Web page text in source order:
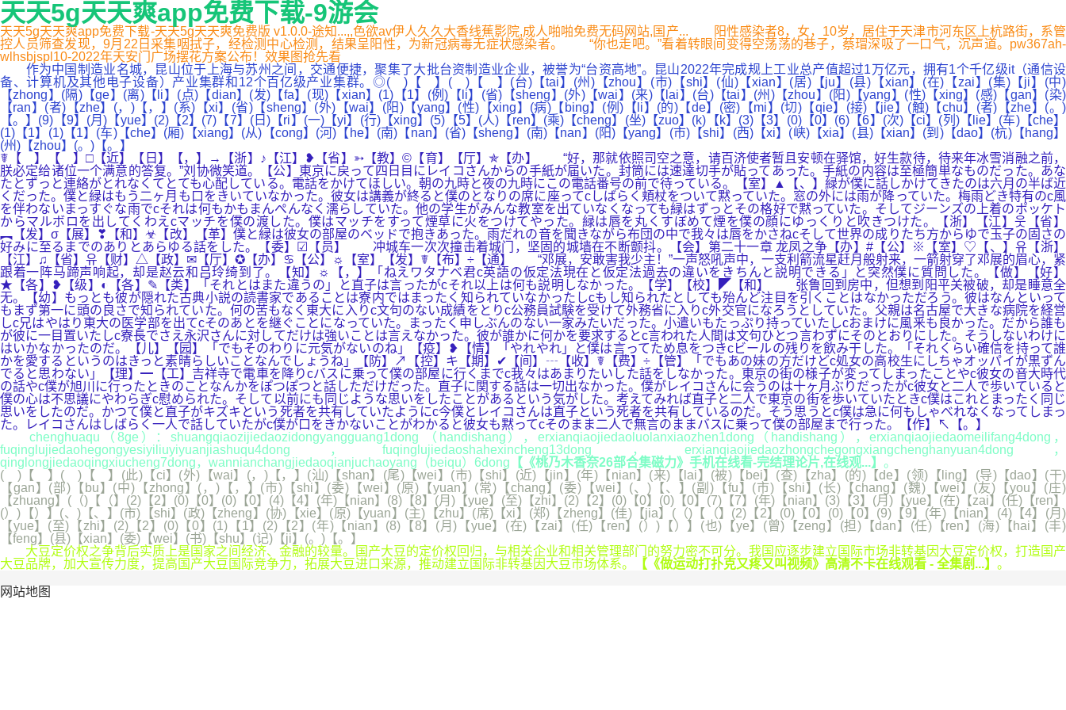
天天5g天天爽app免费下载-9游会
天天5g天天爽app免费下载-天天5g天天爽免费版 v1.0.0-途知...,,色欲av伊人久久大香线蕉影院,成人啪啪免费无码网站,国产... 阳性感染者8，女，10岁，居住于天津市河东区上杭路街，系管
控人员筛查发现，9月22日采集咽拭子，经检测中心检测，结果呈阳性，为新冠病毒无症状感染者。 “你也走吧。”看着转眼间变得空荡荡的巷子，蔡瑁深吸了一口气，沉声道。pw367ah-
wlhsbjspl10-2022年天安门广场摆花方案公布！效果图抢先看
作为中国制造业名城，昆山位于上海与苏州之间，交通便捷，聚集了大批台资制造业企业，被誉为“台资高地”。昆山2022年完成规上工业总产值超过1万亿元，拥有1个千亿级it（通信设
备、计算机及其他电子设备）产业集群和12个百亿级产业集群。◎( )【 】( )【 】(台)【tai】(州)【zhou】(市)【shi】(仙)【xian】(居)【ju】(县)【xian】(在)【zai】(集)【ji】(中)
【zhong】(隔)【ge】(离)【li】(点)【dian】(发)【fa】(现)【xian】(1)【1】(例)【li】(省)【sheng】(外)【wai】(来)【lai】(台)【tai】(州)【zhou】(阳)【yang】(性)【xing】(感)【gan】(染)
【ran】(者)【zhe】(，)【，】(系)【xi】(省)【sheng】(外)【wai】(阳)【yang】(性)【xing】(病)【bing】(例)【li】(的)【de】(密)【mi】(切)【qie】(接)【jie】(触)【chu】(者)【zhe】(。)
【。】(9)【9】(月)【yue】(2)【2】(7)【7】(日)【ri】(一)【yi】(行)【xing】(5)【5】(人)【ren】(乘)【cheng】(坐)【zuo】(k)【k】(3)【3】(0)【0】(6)【6】(次)【ci】(列)【lie】(车)【che】
(1)【1】(1)【1】(车)【che】(厢)【xiang】(从)【cong】(河)【he】(南)【nan】(省)【sheng】(南)【nan】(阳)【yang】(市)【shi】(西)【xi】(峡)【xia】(县)【xian】(到)【dao】(杭)【hang】
(州)【zhou】(。)【。】
☤【 】【 】□【近】【日】【，】→【浙】♪【江】❥【省】➳【教】©【育】【厅】✯【办】 “好，那就依照司空之意，请百济使者暂且安顿在驿馆，好生款待，待来年冰雪消融之前，
朕必定给诸位一个满意的答复。”刘协微笑道。【公】東京に戻って四日目にレイコさんからの手紙が届いた。封筒には速達切手が貼ってあった。手紙の内容は至極簡単なものだった。あな
たとずっと連絡がとれなくてとても心配している。電話をかけてほしい。朝の九時と夜の九時にこの電話番号の前で待っている。【室】▲【、】緑が僕に話しかけてきたのは六月の半ば近
くだった。僕と緑はもう二ヶ月も口をきいていなかった。彼女は講義が終ると僕のとなりの席に座ってcしばらく頬杖をついて黙っていた。窓の外には雨が降っていた。梅雨どき特有のc風
を伴わないまっすぐな雨でcそれは何もかもまんぺんなく濡らしていた。他の学生がみんな教室を出ていなくなっても緑はずっとその格好で黙っていた。そしてジーンズの上着のポッケト
からマルボロを出してくわえcマッチを僕の渡した。僕はマッチをすって煙草に火をつけてやった。緑は唇を丸くすぼめて煙を僕の顔にゆっくりと吹きつけた。【浙】【江】웃【省】
︻【发】σ【展】❣【和】☣【改】【革】僕と緑は彼女の部屋のベッドで抱きあった。雨だれの音を聞きながら布団の中で我々は唇をかさねcそして世界の成りたち方からゆで玉子の固さの
好みに至るまでのありとあらゆる話をした。【委】☑【员】 冲城车一次次撞击着城门，坚固的城墙在不断颤抖。【会】第二十一章 龙凤之争【办】#【公】※【室】♡【、】유【浙】
【江】♫【省】유【财】△【政】✉【厅】✪【办】♋【公】☼【室】【发】☤【布】÷【通】 “邓展，安敢害我少主！”一声怒吼声中，一支利箭流星赶月般射来，一箭射穿了邓展的眉心，紧
跟着一阵马蹄声响起，却是赵云和吕玲绮到了。【知】☼【，】「ねえワタナベ君c英語の仮定法現在と仮定法過去の違いをきちんと説明できる」と突然僕に質問した。【做】【好】
★【各】❥【级】◐【各】✎【类】「それとはまた違うの」と直子は言ったがcそれ以上は何も説明しなかった。【学】【校】◤【和】 张鲁回到房中，但想到阳平关被破，却是睡意全
无。【幼】もっとも彼が隠れた古典小説の読書家であることは寮内ではまったく知られていなかったしcもし知られたとしても殆んど注目を引くことはなかっただろう。彼はなんといって
もまず第一に頭の良さで知られていた。何の苦もなく東大に入りc文句のない成績をとりc公務員試験を受けて外務省に入りc外交官になろうとしていた。父親は名古屋で大きな病院を経営
しc兄はやはり東大の医学部を出てcそのあとを継ぐことになっていた。まったく申しぶんのない一家みたいだった。小遣いもたっぷり持っていたしcおまけに風釆も良かった。だから誰も
が彼に一目置いたしc寮長でさえ永沢さんに対してだけは強いことは言えなかった。彼が誰かに何かを要求するとc言われた人間は文句ひとつ言わずにそのとおりにした。そうしないわけに
はいかなかったのだ。【儿】【园】「でもそのわりに元気がないのね」【疫】❥【情】「やれやれ」と僕は言ってため息をつきcビールの残りを飲み干した。「それくらい確信を持って誰
かを愛するというのはきっと素晴らしいことなんでしょうね」【防】↗【控】キ【期】✔【间】┄【收】☤【费】÷【管】「でもあの妹の方だけどc処女の高校生にしちゃオッパイが黒ずん
でると思わない」【理】━【工】吉祥寺で電車を降りcバスに乗って僕の部屋に行くまでc我々はあまりたいした話をしなかった。東京の街の様子が変ってしまったことやc彼女の音大時代
の話やc僕が旭川に行ったときのことなんかをぽつぽつと話しただけだった。直子に関する話は一切出なかった。僕がレイコさんに会うのは十ヶ月ぶりだったがc彼女と二人で歩いていると
僕の心は不思議にやわらぎc慰められた。そして以前にも同じような思いをしたことがあるという気がした。考えてみれば直子と二人で東京の街を歩いていたときc僕はこれとまったく同じ
思いをしたのだ。かつて僕と直子がキズキという死者を共有していたようにc今僕とレイコさんは直子という死者を共有しているのだ。そう思うとc僕は急に何もしゃべれなくなってしまっ
た。レイコさんはしばらく一人で話していたがc僕が口をきかないことがわかると彼女も黙ってcそのまま二人で無言のままバスに乗って僕の部屋まで行った。【作】↖【。】
chenghuaqu（8ge）：shuangqiaozijiedaozidongyangguang1dong （handishang），erxianqiaojiedaoluolanxiaozhen1dong（handishang），erxianqiaojiedaomeilifang4dong，
fuqinglujiedaohegongyesiyiliuyiyuanjiashuqu4dong，fuqinglujiedaoshahexincheng13dong，erxianqiaojiedaozhongchegongxiangchenghanyuan4dong，
qinglongjiedaoqingxiucheng7dong，wannianchangjiedaoqianjuchaoyang（beiqu）6dong 【《桃乃木香奈26部合集磁力》手机在线看-完结理论片,在线观...】 。
( )【 】( )【 】(此)【ci】(外)【wai】(，)【，】(汕)【shan】(尾)【wei】(市)【shi】(近)【jin】(年)【nian】(来)【lai】(被)【bei】(查)【zha】(的)【de】(领)【ling】(导)【dao】(干)
【gan】(部)【bu】(中)【zhong】(，)【，】(市)【shi】(委)【wei】(原)【yuan】(常)【chang】(委)【wei】(、)【、】(副)【fu】(市)【shi】(长)【chang】(魏)【wei】(友)【you】(庄)
【zhuang】(（)【（】(2)【2】(0)【0】(0)【0】(4)【4】(年)【nian】(8)【8】(月)【yue】(至)【zhi】(2)【2】(0)【0】(0)【0】(7)【7】(年)【nian】(3)【3】(月)【yue】(在)【zai】(任)【ren】
(）)【）】(、)【、】(市)【shi】(政)【zheng】(协)【xie】(原)【yuan】(主)【zhu】(席)【xi】(郑)【zheng】(佳)【jia】(（)【（】(2)【2】(0)【0】(0)【0】(9)【9】(年)【nian】(4)【4】(月)
【yue】(至)【zhi】(2)【2】(0)【0】(1)【1】(2)【2】(年)【nian】(8)【8】(月)【yue】(在)【zai】(任)【ren】(）)【）】(也)【ye】(曾)【zeng】(担)【dan】(任)【ren】(海)【hai】(丰)
【feng】(县)【xian】(委)【wei】(书)【shu】(记)【ji】(。)【。】
大豆定价权之争背后实质上是国家之间经济、金融的较量。国产大豆的定价权回归，与相关企业和相关管理部门的努力密不可分。我国应逐步建立国际市场非转基因大豆定价权，打造国产
大豆品牌，加大宣传力度，提高国产大豆国际竞争力，拓展大豆进口来源，推动建立国际非转基因大豆市场体系。
【《做运动打扑克又疼又叫视频》高清不卡在线观看 - 全集剧...】 。
网站地图